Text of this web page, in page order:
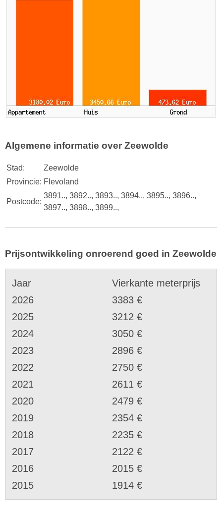
Algemene informatie over Zeewolde
Stad:
Zeewolde
Provincie: Flevoland
Postcode:
3891.., 3892.., 3893.., 3894.., 3895.., 3896..,
3897.., 3898.., 3899..,
Prijsontwikkeling onroerend goed in Zeewolde
Jaar
Vierkante meterprijs
2026
3383 €
2025
3212 €
2024
3050 €
2023
2896 €
2022
2750 €
2021
2611 €
2020
2479 €
2019
2354 €
2018
2235 €
2017
2122 €
2016
2015 €
2015
1914 €